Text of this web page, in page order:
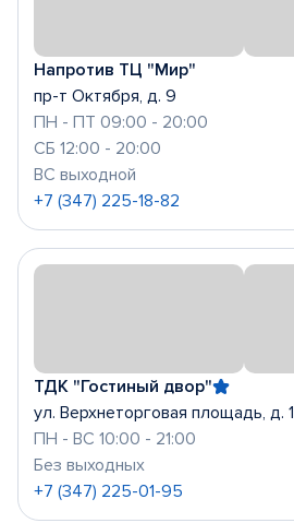
Напротив ТЦ "Мир"
пр-т Октября, д. 9
ПН - ПТ 09:00 - 20:00
СБ 12:00 - 20:00
ВС выходной
+7 (347) 225-18-82
ТДК "Гостиный двор"
ул. Верхнеторговая площадь, д. 1
ПН - ВС 10:00 - 21:00
Без выходных
+7 (347) 225-01-95